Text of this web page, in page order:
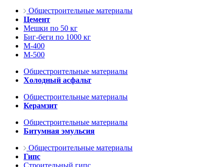
Общестроительные материалы
Цемент
Мешки по 50 кг
Биг-беги по 1000 кг
М-400
М-500
Общестроительные материалы
Холодный асфальт
Общестроительные материалы
Керамзит
Общестроительные материалы
Битумная эмульсия
Общестроительные материалы
Гипс
Строительный гипс